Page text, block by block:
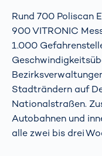
Rund 700 Poliscan
900 VITRONIC
1.000
Stadträndern auf
Nationalstraßen.
Autobahnen und
alle zwei bis drei